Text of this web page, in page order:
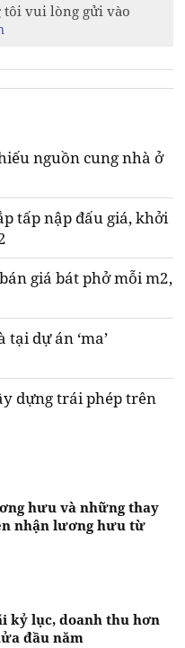
tôi vui lòng gửi vào
nguồn cung nhà ở
tấp nập đấu giá, khởi
giá bát phở mỗi m2,
dự án ‘ma’
dựng trái phép trên
hưu và những thay
nhận lương hưu từ
kỷ lục, doanh thu hơn
đầu năm